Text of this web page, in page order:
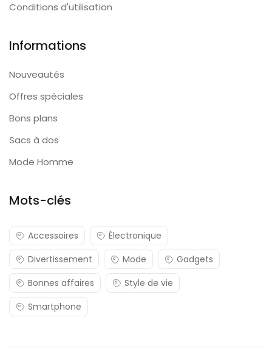
Conditions d'utilisation
Informations
Nouveautés
Offres spéciales
Bons plans
Sacs à dos
Mode Homme
Mots-clés
Accessoires
Électronique
Divertissement
Mode
Gadgets
Bonnes affaires
Style de vie
Smartphone